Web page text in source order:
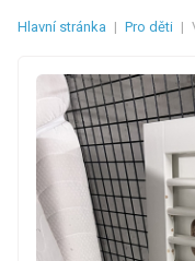
Hlavní stránka | Pro děti |